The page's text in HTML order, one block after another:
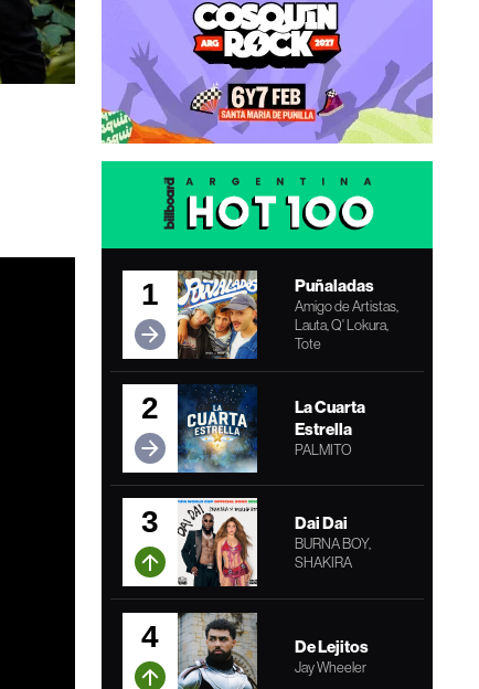
1 Puñaladas
Amigo de Artistas,
Lauta, Q' Lokura,
Tote
2
La Cuarta
Estrella
PALMITO
3 Dai Dai
BURNA BOY,
SHAKIRA
4 De Lejitos
Jay Wheeler